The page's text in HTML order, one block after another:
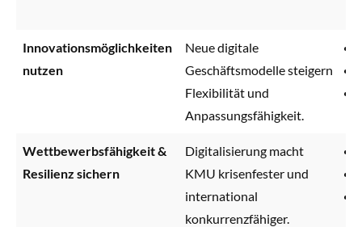
Innovationsmöglichkeiten
nutzen
Neue digitale
Geschäftsmodelle steigern
Flexibilität und
Anpassungsfähigkeit.
Wettbewerbsfähigkeit&
Resilienz sichern
Digitalisierung macht
KMU krisenfester und
international
konkurrenzfähiger.